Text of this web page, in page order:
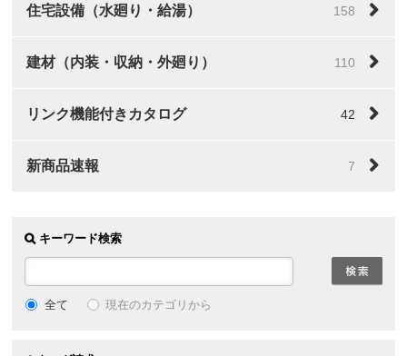
住宅設備（水廻り・給湯） 158
建材（内装・収納・外廻り） 110
リンク機能付きカタログ 42
新商品速報 7
キーワード検索
全て 現在のカテゴリから